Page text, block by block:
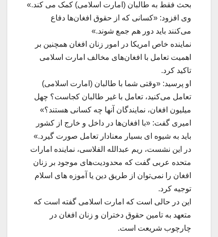
بحث فقط به طالبان (امارت اسلامی) کمک می کند.»
وی افزود: «کسانی که از حقوق افغان‌ها دفاع
می‌کنند باید دور هم جمع شوند.»
نماینده خاص امریکا در امور زنان افغان همچنین بر
اهمیت تعامل با افغان‌های مخالف امارت اسلامی
تاکید کرد.
او پرسید: «وقتی شما با طالبان (امارت اسلامی)
تعامل می‌کنید، تعامل با غیر طالبان کجاست؟ چهل
میلیون افغان، نمایندگان آنها چه کسانی هستند؟»
امیری گفت: «با افغان‌ها در داخل و خارج از کشور
باید به شیوه ای بسیار معنادار تعامل صورت گیرد.»
در این نشست، ریم عبدالله الفلاسی، نماینده امارات
متحده عربی گفت که محدودیت‌های موجود بر زنان
افغان را نمی‌توان از طریق دین یا آموزه های اسلام
توجیه کرد.
این در حالی است که امارت اسلامی گفته است که
متعهد به تامین حقوق دختران و زنان افغان در
چارچوب شریعت است.